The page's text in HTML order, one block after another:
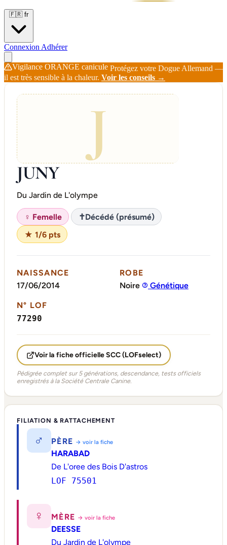
🇫🇷 fr
Connexion Adhérer
Vigilance ORANGE canicule Protégez votre Dogue Allemand —
il est très sensible à la chaleur. Voir les conseils →
J
JUNY
Du Jardin de L'olympe
♀ Femelle ✝Décédé (présumé)
★ 1/6 pts
NAISSANCE
17/06/2014
ROBE
Noire
Génétique
N° LOF
77290
Voir la fiche officielle SCC (LOFselect)
Pédigrée complet sur 5 générations, descendance, tests officiels
enregistrés à la Société Centrale Canine.
FILIATION & RATTACHEMENT
♂ PÈRE → voir la fiche
HARABAD
De L'oree des Bois D'astros
LOF 75501
♀ MÈRE → voir la fiche
DEESSE
Du Jardin de L'olympe